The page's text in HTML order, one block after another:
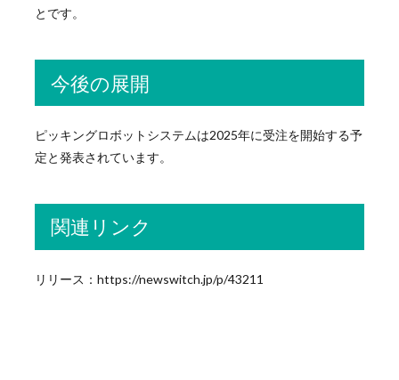
とです。
今後の展開
ピッキングロボットシステムは2025年に受注を開始する予
定と発表されています。
関連リンク
リリース：https://newswitch.jp/p/43211